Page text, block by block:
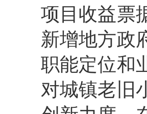
项目收益票
新增地方政
职能定位和
对城镇老旧